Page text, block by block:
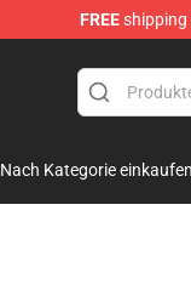
FREEshipping
Nach Kategorie einkaufen